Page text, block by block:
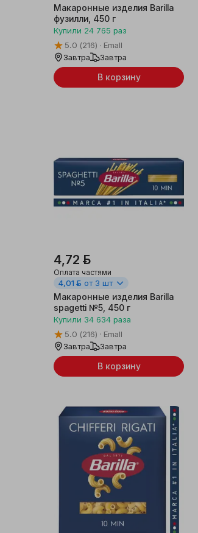
Макаронные изделия Barilla
фузилли, 450 г
Купили 24 765 раз
5.0 (216)
Emall
Завтра
Завтра
В корзину
4,72 ƃ
Оплата частями
4,01 ƃ от 3 шт
Макаронные изделия Barilla
spagetti №5, 450 г
Купили 34 634 раза
5.0 (216)
Emall
Завтра
Завтра
В корзину